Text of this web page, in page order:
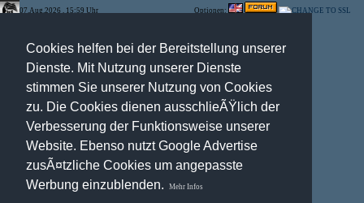
Cookies helfen bei der Bereitstellung unserer
Dienste. Mit Nutzung unserer Dienste
stimmen Sie unserer Nutzung von Cookies
zu. Die Cookies dienen ausschlieÃŸlich der
Verbesserung der Funktionsweise unserer
Website. Ebenso nutzt Google Advertise
zusÃ¤tzliche Cookies um angepasste
Werbung einzublenden.
Mehr Infos
07.Aug.2026 , 15:59 Uhr Optionen: